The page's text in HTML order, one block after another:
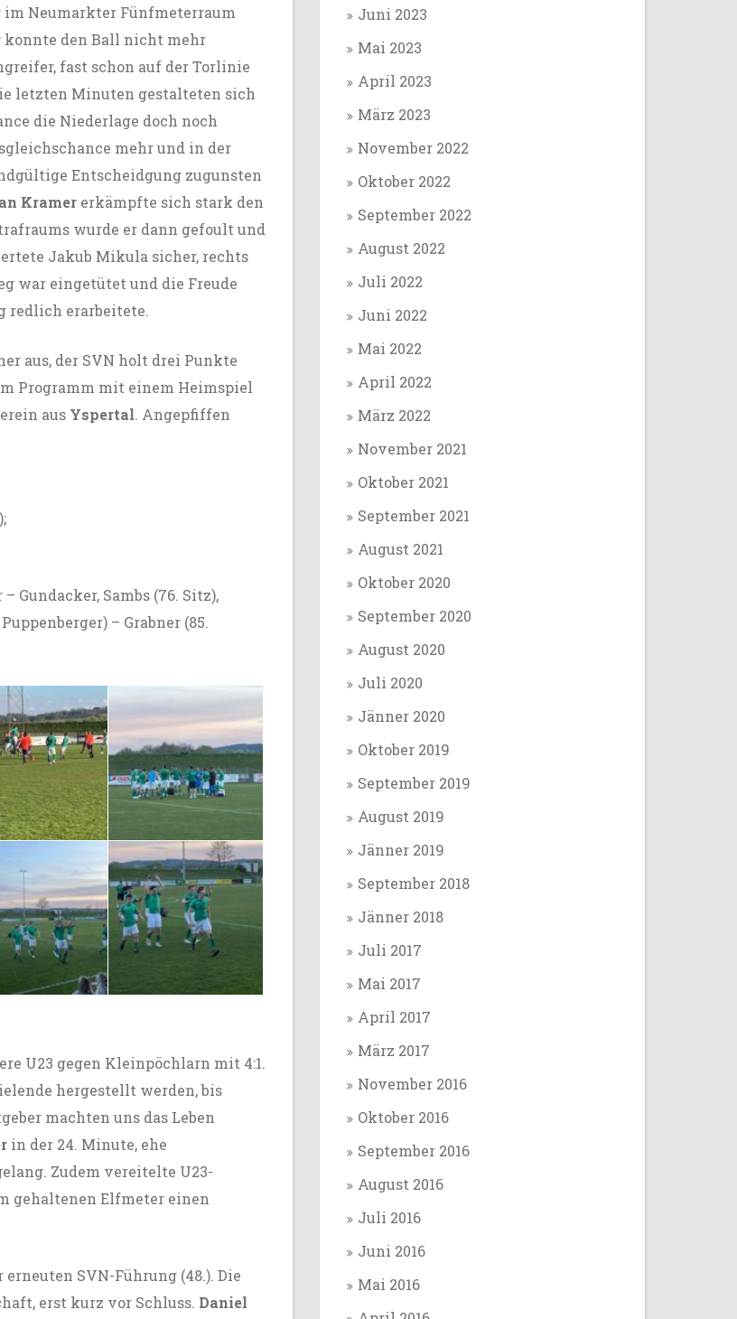
im Neumarkter Fünfmeterraum
konnte den Ball nicht mehr
fast schon auf der Torlinie
letzten Minuten gestalteten sich
die Niederlage doch noch
mehr und in der
Entscheidgung zugunsten
Kramer erkämpfte sich stark den
wurde er dann gefoult und
Jakub Mikula sicher, rechts
war eingetütet und die Freude
redlich erarbeitete.
aus, der SVN holt drei Punkte
Programm mit einem Heimspiel
aus Yspertal. Angepfiffen
Gundacker, Sambs (76. Sitz),
– Grabner (85.
U23 gegen Kleinpöchlarn mit 4:1.
hergestellt werden, bis
machten uns das Leben
in der 24. Minute, ehe
Zudem vereitelte U23-
gehaltenen Elfmeter einen
erneuten SVN-Führung (48.). Die
erst kurz vor Schluss. Daniel
Juni 2023
Mai 2023
April 2023
März 2023
November 2022
Oktober 2022
September 2022
August 2022
Juli 2022
Juni 2022
Mai 2022
April 2022
März 2022
November 2021
Oktober 2021
September 2021
August 2021
Oktober 2020
September 2020
August 2020
Juli 2020
Jänner 2020
Oktober 2019
September 2019
August 2019
Jänner 2019
September 2018
Jänner 2018
Juli 2017
Mai 2017
April 2017
März 2017
November 2016
Oktober 2016
September 2016
August 2016
Juli 2016
Juni 2016
Mai 2016